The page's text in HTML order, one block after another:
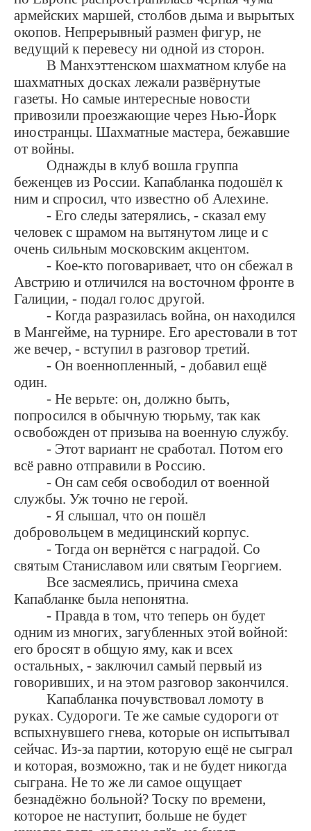
армейских маршей, столбов дыма и вырытых
окопов. Непрерывный размен фигур, не
ведущий к перевесу ни одной из сторон.
В Манхэттенском шахматном клубе на
шахматных досках лежали развёрнутые
газеты. Но самые интересные новости
привозили проезжающие через Нью-Йорк
иностранцы. Шахматные мастера, бежавшие
от войны.
Однажды в клуб вошла группа
беженцев из России. Капабланка подошёл к
ним и спросил, что известно об Алехине.
- Его следы затерялись, - сказал ему
человек с шрамом на вытянутом лице и с
очень сильным московским акцентом.
- Кое-кто поговаривает, что он сбежал в
Австрию и отличился на восточном фронте в
Галиции, - подал голос другой.
- Когда разразилась война, он находился
в Мангейме, на турнире. Его арестовали в тот
же вечер, - вступил в разговор третий.
- Он военнопленный, - добавил ещё
один.
- Не верьте: он, должно быть,
попросился в обычную тюрьму, так как
освобожден от призыва на военную службу.
- Этот вариант не сработал. Потом его
всё равно отправили в Россию.
- Он сам себя освободил от военной
службы. Уж точно не герой.
- Я слышал, что он пошёл
добровольцем в медицинский корпус.
- Тогда он вернётся с наградой. Со
святым Станиславом или святым Георгием.
Все засмеялись, причина смеха
Капабланке была непонятна.
- Правда в том, что теперь он будет
одним из многих, загубленных этой войной:
его бросят в общую яму, как и всех
остальных, - заключил самый первый из
говоривших, и на этом разговор закончился.
Капабланка почувствовал ломоту в
руках. Судороги. Те же самые судороги от
вспыхнувшего гнева, которые он испытывал
сейчас. Из-за партии, которую ещё не сыграл
и которая, возможно, так и не будет никогда
сыграна. Не то же ли самое ощущает
безнадёжно больной? Тоску по времени,
которое не наступит, больше не будет